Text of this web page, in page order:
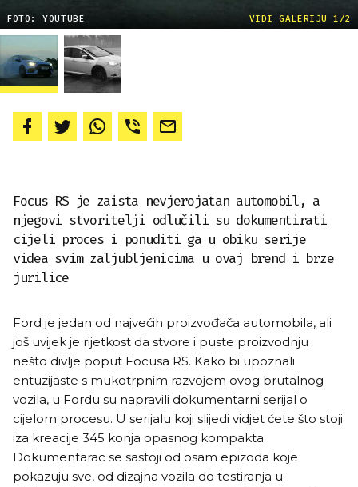
FOTO: YOUTUBE VIDI GALERIJU 1/2
Focus RS je zaista nevjerojatan automobil, a
njegovi stvoritelji odlučili su dokumentirati
cijeli proces i ponuditi ga u obiku serije
videa svim zaljubljenicima u ovaj brend i brze
jurilice
Ford je jedan od najvećih proizvođača automobila, ali
još uvijek je rijetkost da stvore i puste proizvodnju
nešto divlje poput Focusa RS. Kako bi upoznali
entuzijaste s mukotrpnim razvojem ovog brutalnog
vozila, u Fordu su napravili dokumentarni serijal o
cijelom procesu. U serijalu koji slijedi vidjet ćete što stoji
iza kreacije 345 konja opasnog kompakta.
Dokumentarac se sastoji od osam epizoda koje
pokazuju sve, od dizajna vozila do testiranja u